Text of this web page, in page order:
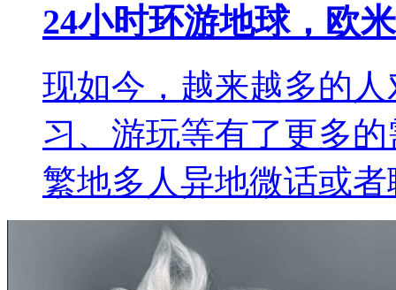
24小时环游地球，欧
现如今，越来越多的
习、游玩等有了更多
繁地多人异地微话或